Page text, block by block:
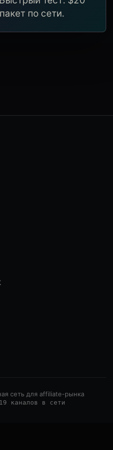
по сети.
сеть для affiliate-рынка
каналов в сети